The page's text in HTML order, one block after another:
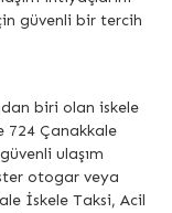
güvenli bir tercih
biri olan iskele
724 Çanakkale
ulaşım
otogar veya
İskele Taksi, Acil